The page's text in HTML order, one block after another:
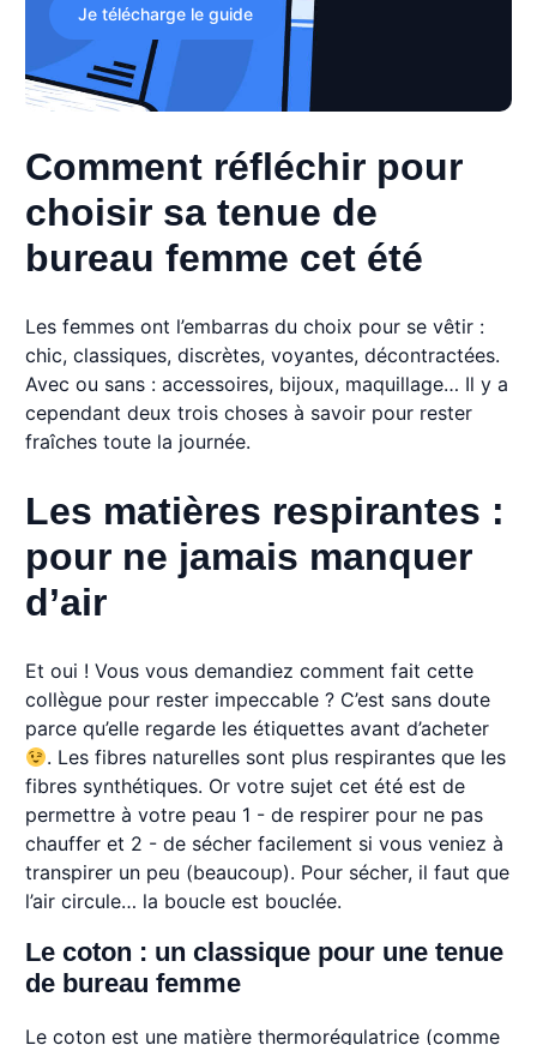
Je télécharge le guide
Comment réfléchir pour
choisir sa tenue de
bureau femme cet été
Les femmes ont l’embarras du choix pour se vêtir :
chic, classiques, discrètes, voyantes, décontractées.
Avec ou sans : accessoires, bijoux, maquillage… Il y a
cependant deux trois choses à savoir pour rester
fraîches toute la journée.
Les matières respirantes :
pour ne jamais manquer
d’air
Et oui ! Vous vous demandiez comment fait cette
collègue pour rester impeccable ? C’est sans doute
parce qu’elle regarde les étiquettes avant d’acheter
. Les fibres naturelles sont plus respirantes que les
fibres synthétiques. Or votre sujet cet été est de
permettre à votre peau 1 - de respirer pour ne pas
chauffer et 2 - de sécher facilement si vous veniez à
transpirer un peu (beaucoup). Pour sécher, il faut que
l’air circule… la boucle est bouclée.
Le coton : un classique pour une tenue
de bureau femme
Le coton est une matière thermorégulatrice (comme